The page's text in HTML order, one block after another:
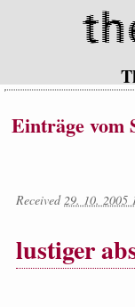
Einträge vom
Received29. 10. 2005
lustiger